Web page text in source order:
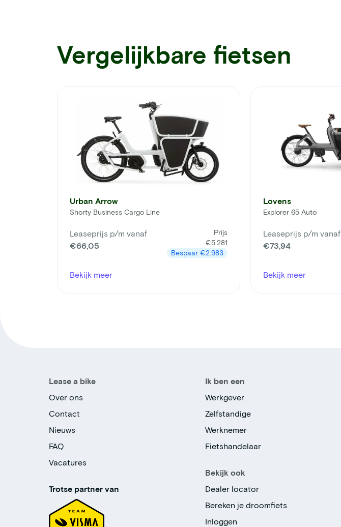
Vergelijkbare fietsen
Urban Arrow
Shorty Business Cargo Line
Leaseprijs p/m vanaf
€66,05
Prijs
€5.281
Bespaar €2.983
Bekijk meer
Lovens
Explorer 65 Auto
Leaseprijs p/m vanaf
€73,94
Bekijk meer
Lease a bike
Over ons
Contact
Nieuws
FAQ
Vacatures
Trotse partner van
Ik ben een
Werkgever
Zelfstandige
Werknemer
Fietshandelaar
Bekijk ook
Dealer locator
Bereken je droomfiets
Inloggen